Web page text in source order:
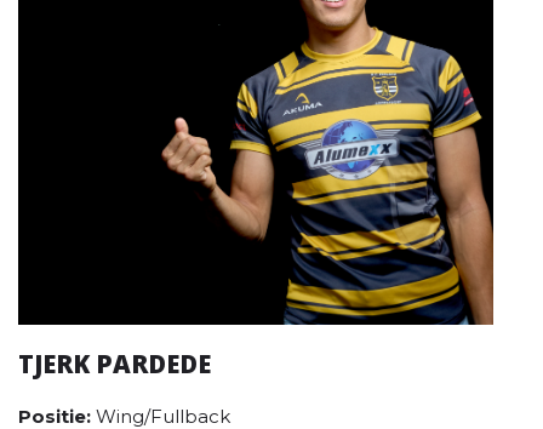
TJERK PARDEDE
Positie: Wing/Fullback